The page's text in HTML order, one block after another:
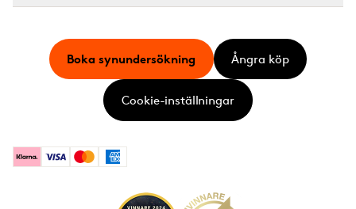
KlarnaVisa MastercardAmerican Express
Boka synundersökning Ångra köp
Cookie-inställningar